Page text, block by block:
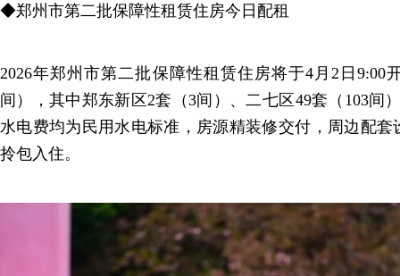
◆郑州市第二批保障性租赁住房今日配租
2026年郑州市第二批保障性租赁住房将于4月2日9:00
间），其中郑东新区2套（3间）、二七区49套（103间
水电费均为民用水电标准，房源精装修交付，周边配
拎包入住。